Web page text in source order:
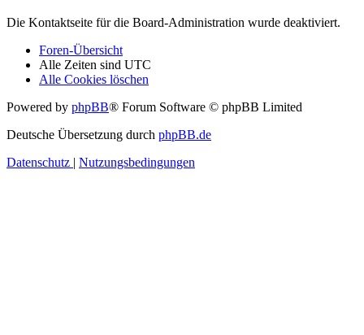
Die Kontaktseite für die Board-Administration wurde deaktiviert.
Foren-Übersicht
Alle Zeiten sind UTC
Alle Cookies löschen
Powered by phpBB® Forum Software © phpBB Limited
Deutsche Übersetzung durch phpBB.de
Datenschutz | Nutzungsbedingungen